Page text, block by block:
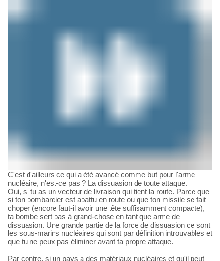
C'est d'ailleurs ce qui a été avancé comme but pour l'arme
nucléaire, n'est-ce pas ? La dissuasion de toute attaque.
Oui, si tu as un vecteur de livraison qui tient la route. Parce que
si ton bombardier est abattu en route ou que ton missile se fait
choper (encore faut-il avoir une tête suffisamment compacte),
ta bombe sert pas à grand-chose en tant que arme de
dissuasion. Une grande partie de la force de dissuasion ce sont
les sous-marins nucléaires qui sont par définition introuvables et
que tu ne peux pas éliminer avant ta propre attaque.
Par contre, si un pays a des matériaux nucléaires et qu'il peut